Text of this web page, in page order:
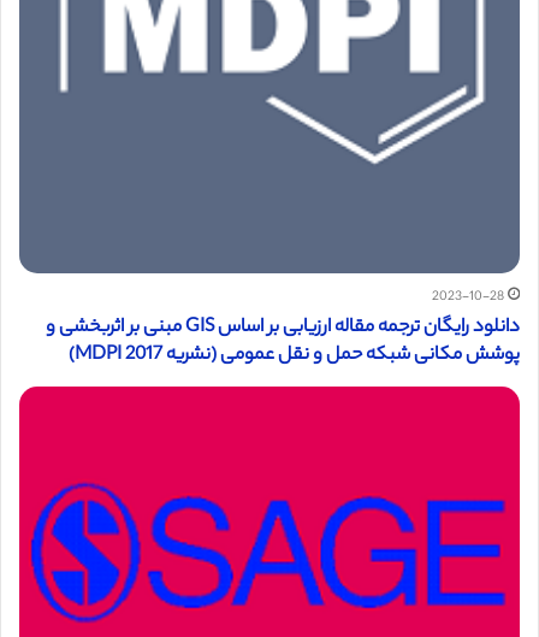
2023-10-28
دانلود رایگان ترجمه مقاله ارزیابی بر اساس GIS مبنی بر اثربخشی و
پوشش مکانی شبکه حمل و نقل عمومی (نشریه MDPI 2017)